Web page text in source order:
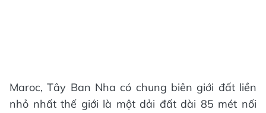
Maroc, Tây Ban Nha có chung biên giới đất liền
nhỏ nhất thế giới là một dải đất dài 85 mét nối